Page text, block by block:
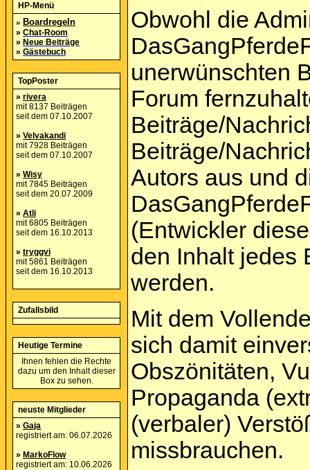
HP-Menü
» Boardregeln
» Chat-Room
» Neue Beiträge
» Gästebuch
TopPoster
» rivera
mit 8137 Beiträgen
seit dem 07.10.2007
» Velvakandi
mit 7928 Beiträgen
seit dem 07.10.2007
» Wisy
mit 7845 Beiträgen
seit dem 20.07.2009
» Atli
mit 6805 Beiträgen
seit dem 16.10.2013
» tryggvi
mit 5861 Beiträgen
seit dem 16.10.2013
Zufallsbild
Heutige Termine
Ihnen fehlen die Rechte
dazu um den Inhalt dieser
Box zu sehen.
neuste Mitglieder
» Gaja
registriert am: 06.07.2026
» MarkoFlow
registriert am: 10.06.2026
Obwohl die
unerwünschten
Forum
Beiträge/
Beiträge/
Autors aus und
(Entwickler
den Inhalt jedes
werden.
Mit dem
sich damit
Obszönitäten,
Propaganda
(verbaler)
missbrauchen.